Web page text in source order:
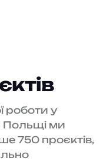
роботи у
Польщі ми
750 проєктів,